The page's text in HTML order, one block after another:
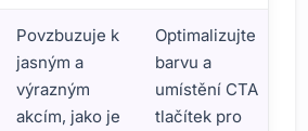
Povzbuzuje k
jasným a
výrazným
akcím, jako je
Optimalizujte
barvu a
umístění CTA
tlačítek pro